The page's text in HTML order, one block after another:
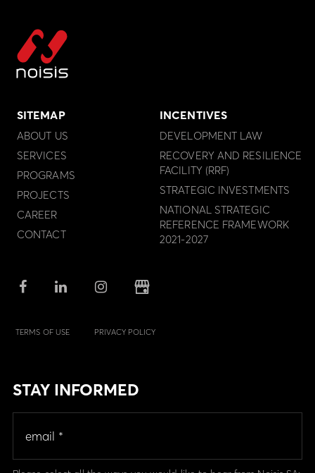
SITEMAP
ABOUT US
SERVICES
PROGRAMS
PROJECTS
CAREER
CONTACT
INCENTIVES
DEVELOPMENT LAW
RECOVERY AND RESILIENCE
FACILITY (RRF)
STRATEGIC INVESTMENTS
NATIONAL STRATEGIC
REFERENCE FRAMEWORK
2021-2027
TERMS OF USE PRIVACY POLICY
STAY INFORMED